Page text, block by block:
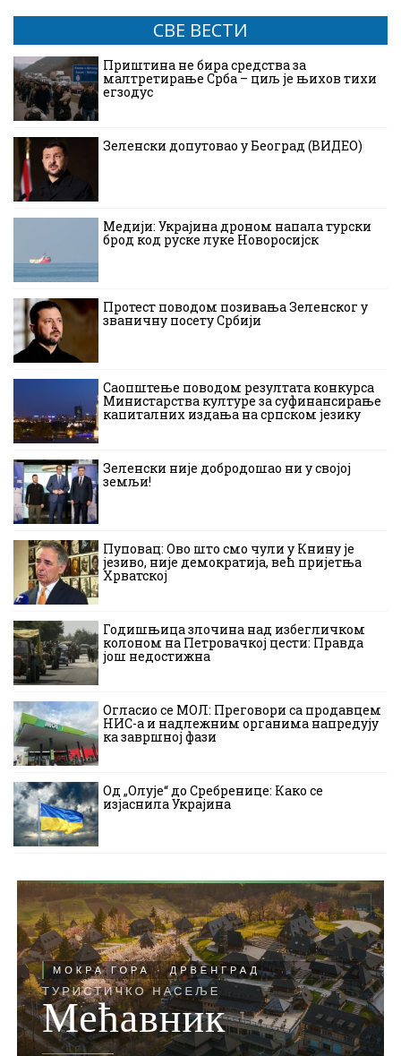
СВЕ ВЕСТИ
Приштина не бира средства за
малтретирање Срба – циљ је њихов тихи
егзодус
Зеленски допутовао у Београд (ВИДЕО)
Медији: Украјина дроном напала турски
брод код руске луке Новоросијск
Протест поводом позивања Зеленског у
званичну посету Србији
Саопштење поводом резултата конкурса
Министарства културе за суфинансирање
капиталних издања на српском језику
Зеленски није добродошао ни у својој
земљи!
Пуповац: Ово што смо чули у Книну је
језиво, није демократија, већ пријетња
Хрватској
Годишњица злочина над избегличком
колоном на Петровачкој цести: Правда
још недостижна
Огласио се МОЛ: Преговори са продавцем
НИС-а и надлежним органима напредују
ка завршној фази
Од „Олује“ до Сребренице: Како се
изјаснила Украјина